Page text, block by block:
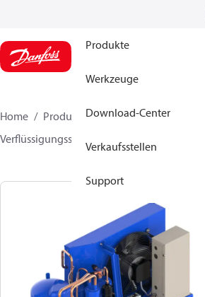
Produkte
Werkzeuge
Download-Center
Verkaufsstellen
Support
Home Produkte
Lösung für Kälte-
Verflüssigungssätze
Optyma™